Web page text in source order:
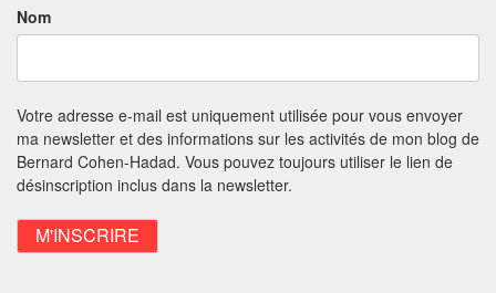
Nom
Votre adresse e-mail est uniquement utilisée pour vous envoyer
ma newsletter et des informations sur les activités de mon blog de
Bernard Cohen-Hadad. Vous pouvez toujours utiliser le lien de
désinscription inclus dans la newsletter.